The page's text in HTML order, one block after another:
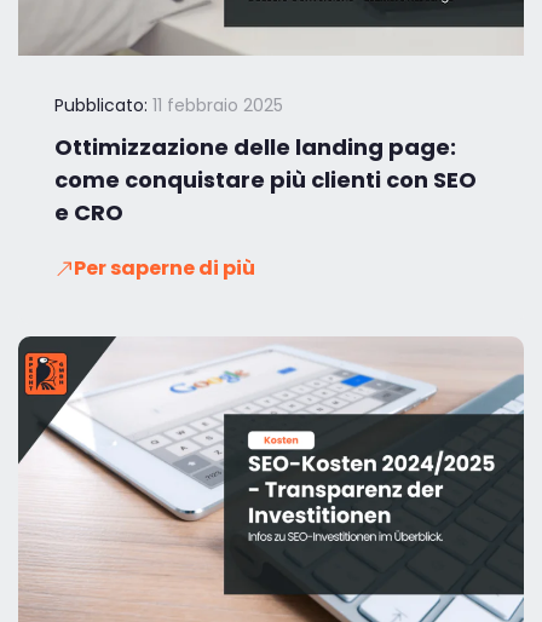
Pubblicato: 11 febbraio 2025
Ottimizzazione delle landing page:
come conquistare più clienti con SEO
e CRO
Per saperne di più